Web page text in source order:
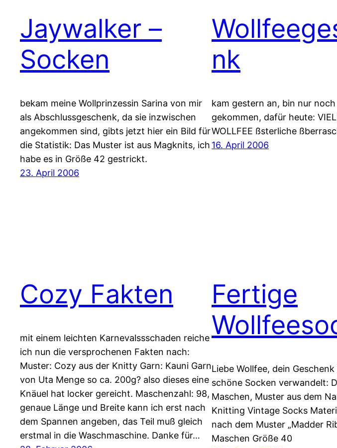
Jaywalker –
Socken
bekam meine Wollprinzessin Sarina von mir
als Abschlussgeschenk, da sie inzwischen
angekommen sind, gibts jetzt hier ein Bild für
die Statistik: Das Muster ist aus Magknits, ich
habe es in Größe 42 gestrickt.
23. April 2006
nk
kam gestern an, bin nur
gekommen, dafür heute:
WOLLFEE ßsterliche
16. April 2006
Cozy Fakten
mit einem leichten Karnevalssschaden reiche
ich nun die versprochenen Fakten nach:
Muster: Cozy aus der Knitty Garn: Kauni Garn
von Uta Menge so ca. 200g? also dieses eine
Knäuel hat locker gereicht. Maschenzahl: 98,
genaue Länge und Breite kann ich erst nach
dem Spannen angeben, das Teil muß gleich
erstmal in die Waschmaschine. Danke für…
Fertige
Liebe Wollfee, dein
schöne Socken verwandelt:
Maschen, Muster aus dem
Knitting Vintage Socks
nach dem Muster „Madder
Maschen Größe 40